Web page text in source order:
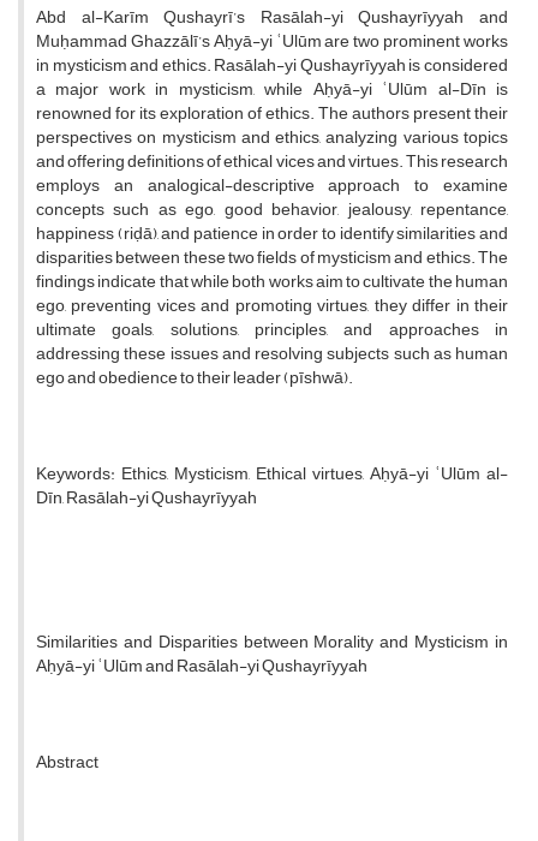
Abd al-Karīm Qushayrī’s Rasālah-yi Qushayrīyyah and
Muḥammad Ghazzālī’s Aḥyā-yi ʿUlūm are two prominent works
in mysticism and ethics. Rasālah-yi Qushayrīyyah is considered
a major work in mysticism, while Aḥyā-yi ʿUlūm al-Dīn is
renowned for its exploration of ethics. The authors present their
perspectives on mysticism and ethics, analyzing various topics
and offering definitions of ethical vices and virtues. This research
employs an analogical-descriptive approach to examine
concepts such as ego, good behavior, jealousy, repentance,
happiness (riḍā), and patience in order to identify similarities and
disparities between these two fields of mysticism and ethics. The
findings indicate that while both works aim to cultivate the human
ego, preventing vices and promoting virtues, they differ in their
ultimate goals, solutions, principles, and approaches in
addressing these issues and resolving subjects such as human
ego and obedience to their leader (pīshwā).
Keywords: Ethics, Mysticism, Ethical virtues, Aḥyā-yi ʿUlūm al-
Dīn, Rasālah-yi Qushayrīyyah
Similarities and Disparities between Morality and Mysticism in
Aḥyā-yi ʿUlūm and Rasālah-yi Qushayrīyyah
Abstract